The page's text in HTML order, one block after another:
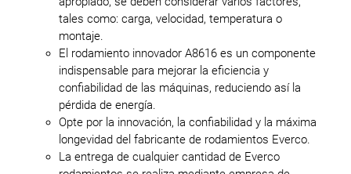
tales como: carga, velocidad, temperatura o
montaje.
El rodamiento innovador A8616 es un componente
indispensable para mejorar la eficiencia y
confiabilidad de las máquinas, reduciendo así la
pérdida de energía.
Opte por la innovación, la confiabilidad y la máxima
longevidad del fabricante de rodamientos Everco.
La entrega de cualquier cantidad de Everco